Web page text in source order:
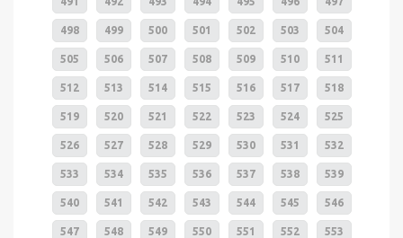
498 499 500 501 502 503 504
505 506 507 508 509 510 511
512 513 514 515 516 517 518
519 520 521 522 523 524 525
526 527 528 529 530 531 532
533 534 535 536 537 538 539
540 541 542 543 544 545 546
547 548 549 550 551 552 553